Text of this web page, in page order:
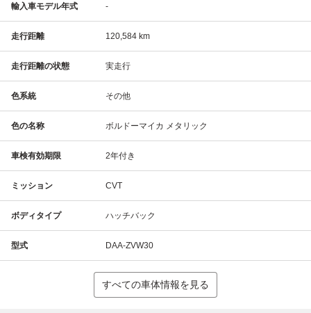
輸入車モデル年式 -
走行距離 120,584 km
走行距離の状態 実走行
色系統 その他
色の名称 ボルドーマイカ メタリック
車検有効期限 2年付き
ミッション CVT
ボディタイプ ハッチバック
型式 DAA-ZVW30
すべての車体情報を見る